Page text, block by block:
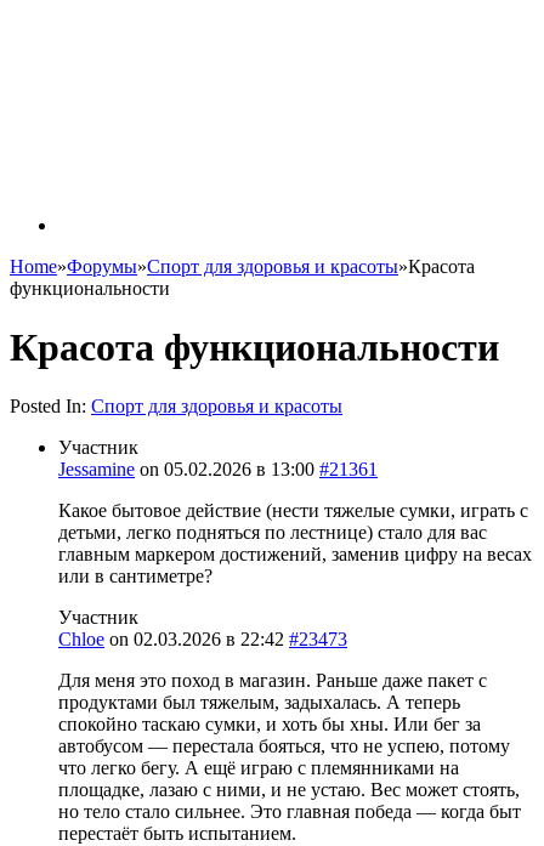
Home»Форумы»Спорт для здоровья и красоты»Красота
функциональности
Красота функциональности
Posted In: Спорт для здоровья и красоты
Участник
Jessamine on 05.02.2026 в 13:00 #21361
Какое бытовое действие (нести тяжелые сумки, играть с
детьми, легко подняться по лестнице) стало для вас
главным маркером достижений, заменив цифру на весах
или в сантиметре?
Участник
Chloe on 02.03.2026 в 22:42 #23473
Для меня это поход в магазин. Раньше даже пакет с
продуктами был тяжелым, задыхалась. А теперь
спокойно таскаю сумки, и хоть бы хны. Или бег за
автобусом — перестала бояться, что не успею, потому
что легко бегу. А ещё играю с племянниками на
площадке, лазаю с ними, и не устаю. Вес может стоять,
но тело стало сильнее. Это главная победа — когда быт
перестаёт быть испытанием.